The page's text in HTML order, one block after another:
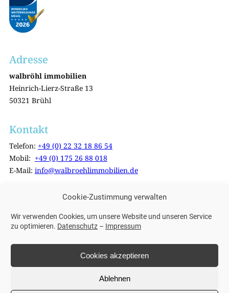
Cookie-Zustimmung verwalten
Wir verwenden Cookies, um unsere Website und unseren Service
zu optimieren. Datenschutz – Impressum
Cookies akzeptieren
Ablehnen
Adresse
walbröhl immobilien
Heinrich-Lierz-Straße 13
50321 Brühl
Kontakt
Telefon: +49 (0) 22 32 18 86 54
Mobil: +49 (0) 175 26 88 018
E-Mail: info@walbroehlimmobilien.de
Weitere Links
Impressum
Datenschutzerklärung